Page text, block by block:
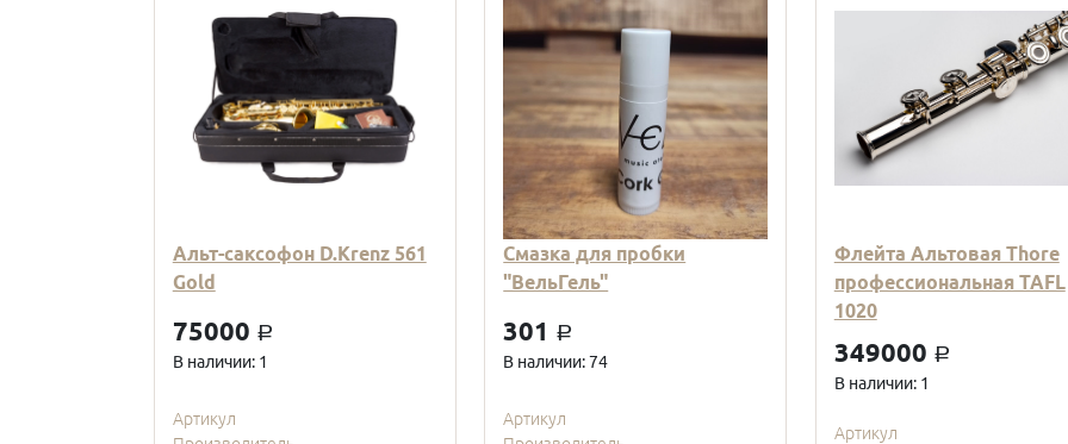
Альт-саксофон D.Krenz 561
Gold
75000 a
В наличии: 1
Артикул
Смазка для пробки
"ВельГель"
301 a
В наличии: 74
Артикул
Флейта Альтовая Thore
профессиональная TAFL
1020
349000 a
В наличии: 1
Артикул